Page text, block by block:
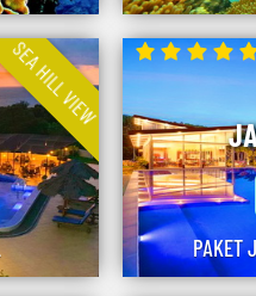
SEA HILL VIEW
PAKET